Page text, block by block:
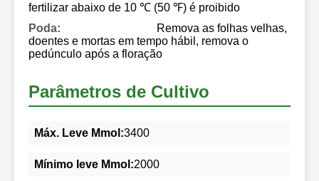
fertilizar abaixo de 10 ℃ (50 ℉) é proibido
Poda:
Remova as folhas velhas,
doentes e mortas em tempo hábil, remova o
pedúnculo após a floração
Parâmetros de Cultivo
Máx. Leve Mmol:3400
Mínimo leve Mmol:2000